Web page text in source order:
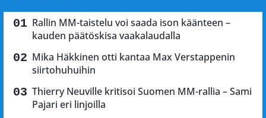
Rallin MM-taistelu voi saada ison käänteen –
kauden päätöskisa vaakalaudalla
Mika Häkkinen otti kantaa Max Verstappenin
siirtohuhuihin
Thierry Neuville kritisoi Suomen MM-rallia – Sami
Pajari eri linjoilla